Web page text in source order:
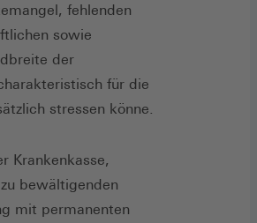
fehlenden
sowie
der
für die
stressen könne.
Krankenkasse,
bewältigenden
mit permanenten